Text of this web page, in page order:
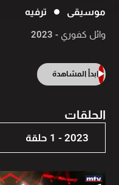
موسيقى ترفيه
وائل كفوري - 2023
ابدأ المشاهدة
الحلقات
2023 - 1 حلقة
2023 - 1 حلقة